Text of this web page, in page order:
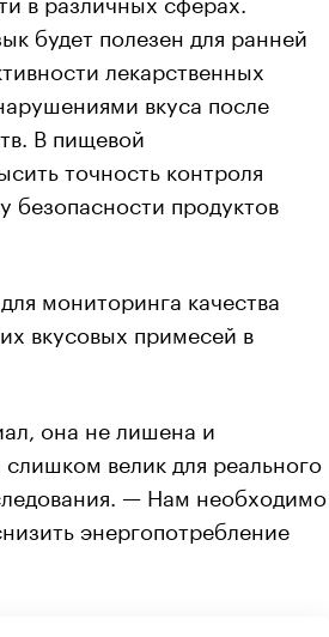
будет полезен для ранней
лекарственных
вкуса после
В пищевой
точность контроля
безопасности продуктов
мониторинга качества
вкусовых примесей в
она не лишена и
велик для реального
— Нам необходимо
энергопотребление